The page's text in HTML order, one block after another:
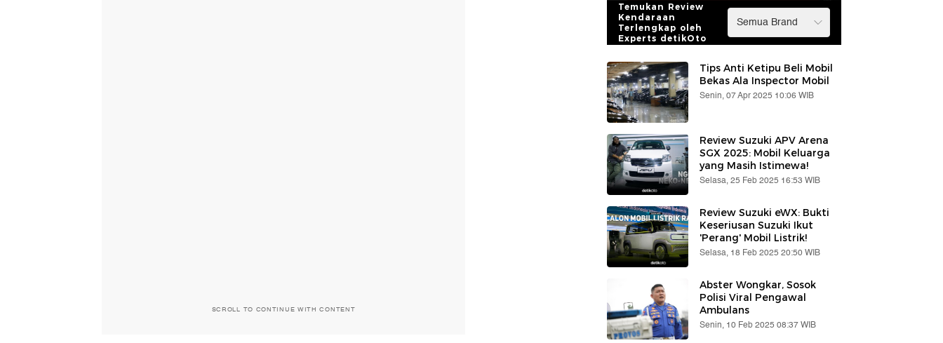
SCROLL TO CONTINUE WITH CONTENT
Temukan Review
Kendaraan
Terlengkap oleh
Experts detikOto
Tips Anti Ketipu Beli Mobil
Bekas Ala Inspector Mobil
Senin, 07 Apr 2025 10:06 WIB
Review Suzuki APV Arena
SGX 2025: Mobil Keluarga
yang Masih Istimewa!
Selasa, 25 Feb 2025 16:53 WIB
Review Suzuki eWX: Bukti
Keseriusan Suzuki Ikut
'Perang' Mobil Listrik!
Selasa, 18 Feb 2025 20:50 WIB
Abster Wongkar, Sosok
Polisi Viral Pengawal
Ambulans
Senin, 10 Feb 2025 08:37 WIB